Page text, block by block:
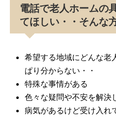
電話で老人ホームの
てほしい・・そんな
希望する地域にどんな老
ぱり分からない・・
特殊な事情がある
色々な疑問や不安を解決
病気があるけど受け入れ